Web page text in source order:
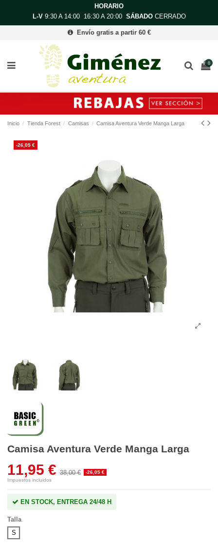
HORARIO
L-V9:30 A 14:00 16:30 A 20:00 SÁBADOCERRADO
Envío gratis a partir 60 €
0
Inicio Tienda Forest Camisas Camisa Aventura Verde Manga Larga
-26,05 €
Camisa Aventura Verde Manga Larga
11,95 € 38,00 €
-26,05 €
Impuestos incluidos
EN STOCK, ENTREGA 24/48 H
Talla
S